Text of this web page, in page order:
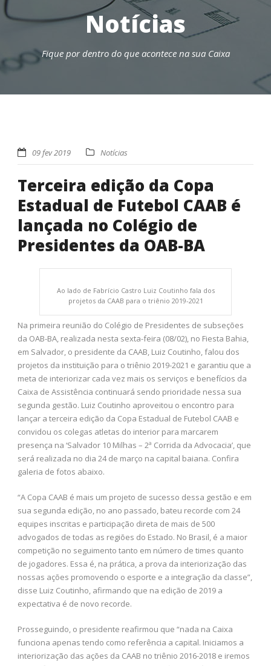
Notícias
Fique por dentro do que acontece na sua Caixa
09 fev 2019 Notícias
Terceira edição da Copa
Estadual de Futebol CAAB é
lançada no Colégio de
Presidentes da OAB-BA
Ao lado de Fabrício Castro Luiz Coutinho fala dos
projetos da CAAB para o triênio 2019-2021
Na primeira reunião do Colégio de Presidentes de subseções
da OAB-BA, realizada nesta sexta-feira (08/02), no Fiesta Bahia,
em Salvador, o presidente da CAAB, Luiz Coutinho, falou dos
projetos da instituição para o triênio 2019-2021 e garantiu que a
meta de interiorizar cada vez mais os serviços e benefícios da
Caixa de Assistência continuará sendo prioridade nessa sua
segunda gestão. Luiz Coutinho aproveitou o encontro para
lançar a terceira edição da Copa Estadual de Futebol CAAB e
convidou os colegas atletas do interior para marcarem
presença na ‘Salvador 10 Milhas – 2ª Corrida da Advocacia’, que
será realizada no dia 24 de março na capital baiana. Confira
galeria de fotos abaixo.
“A Copa CAAB é mais um projeto de sucesso dessa gestão e em
sua segunda edição, no ano passado, bateu recorde com 24
equipes inscritas e participação direta de mais de 500
advogados de todas as regiões do Estado. No Brasil, é a maior
competição no seguimento tanto em número de times quanto
de jogadores. Essa é, na prática, a prova da interiorização das
nossas ações promovendo o esporte e a integração da classe”,
disse Luiz Coutinho, afirmando que na edição de 2019 a
expectativa é de novo recorde.
Prosseguindo, o presidente reafirmou que “nada na Caixa
funciona apenas tendo como referência a capital. Iniciamos a
interiorização das ações da CAAB no triênio 2016-2018 e iremos